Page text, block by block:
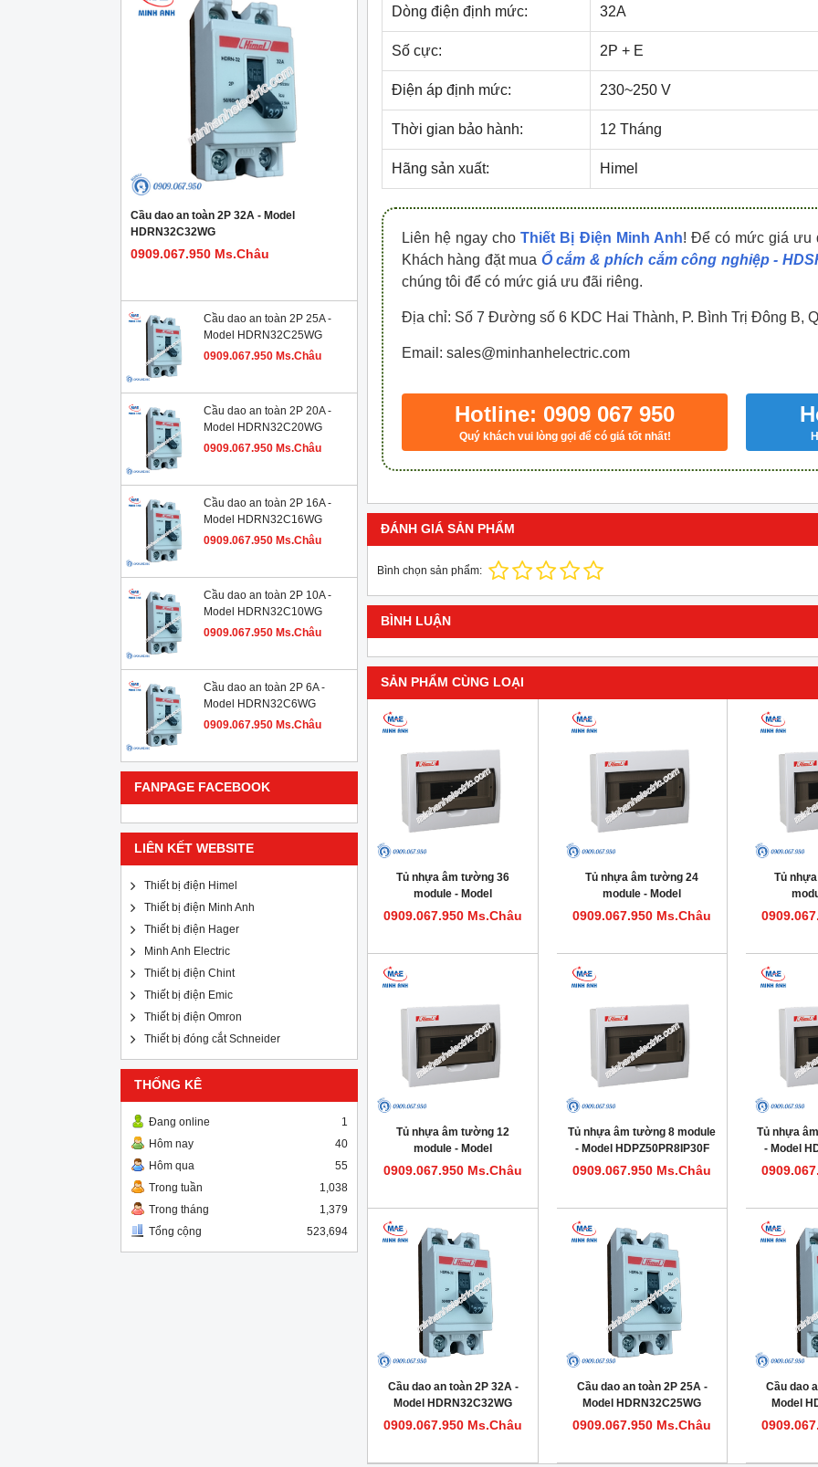
Cầu dao an toàn 2P 32A - Model
HDRN32C32WG
0909.067.950 Ms.Châu
Cầu dao an toàn 2P 25A -
Model HDRN32C25WG
0909.067.950 Ms.Châu
Cầu dao an toàn 2P 20A -
Model HDRN32C20WG
0909.067.950 Ms.Châu
Cầu dao an toàn 2P 16A -
Model HDRN32C16WG
0909.067.950 Ms.Châu
Cầu dao an toàn 2P 10A -
Model HDRN32C10WG
0909.067.950 Ms.Châu
Cầu dao an toàn 2P 6A -
Model HDRN32C6WG
0909.067.950 Ms.Châu
FANPAGE FACEBOOK
LIÊN KẾT WEBSITE
Thiết bị điện Himel
Thiết bị điện Minh Anh
Thiết bị điện Hager
Minh Anh Electric
Thiết bị điện Chint
Thiết bị điện Emic
Thiết bị điện Omron
Thiết bị đóng cắt Schneider
THỐNG KÊ
Đang online
1
Hôm nay
40
Hôm qua
55
Trong tuần
1,038
Trong tháng
1,379
Tổng cộng
523,694
Dòng điện định mức: 32A
Số cực: 2P + E
Điện áp định mức: 230~250 V
Thời gian bảo hành: 12 Tháng
Hãng sản xuất: Himel
Liên hệ ngay choThiết Bị Điện Minh Anh! Để có mức giá ưu
Khách hàng đặt mua Ổ cắm & phích cắm công nghiệp -
chúng tôi để có mức giá ưu đãi riêng.
Địa chỉ: Số 7 Đường số 6 KDC Hai Thành, P. Bình Trị Đông B,
Email: sales@minhanhelectric.com
Hotline: 0909 067 950
Quý khách vui lòng gọi để có giá tốt nhất!
ĐÁNH GIÁ SẢN PHẨM
Bình chọn sản phẩm:
BÌNH LUẬN
SẢN PHẨM CÙNG LOẠI
Tủ nhựa âm tường 36
module - Model
HDPZ50PR36IP30F
0909.067.950 Ms.Châu
Tủ nhựa âm tường 24
module - Model
HDPZ50PR24IP30F
0909.067.950 Ms.Châu
Tủ
Tủ nhựa âm tường 12
module - Model
HDPZ50PR12IP30F
0909.067.950 Ms.Châu
Tủ nhựa âm tường 8 module
- Model HDPZ50PR8IP30F
0909.067.950 Ms.Châu
Tủ nhựa
- Model
Cầu dao an toàn 2P 32A -
Model HDRN32C32WG
0909.067.950 Ms.Châu
Cầu dao an toàn 2P 25A -
Model HDRN32C25WG
0909.067.950 Ms.Châu
Cầu dao
Model